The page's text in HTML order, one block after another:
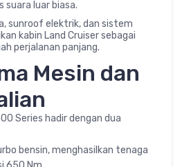
suara luar biasa.
sunroof elektrik, dan sistem
kabin Land Cruiser sebagai
perjalanan panjang.
Mesin dan
Series hadir dengan dua
bensin, menghasilkan tenaga